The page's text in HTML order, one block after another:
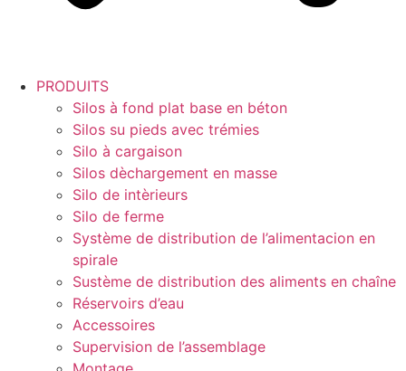
PRODUITS
Silos à fond plat base en béton
Silos su pieds avec trémies
Silo à cargaison
Silos dèchargement en masse
Silo de intèrieurs
Silo de ferme
Système de distribution de l’alimentacion en
spirale
Sustème de distribution des aliments en chaîne
Réservoirs d’eau
Accessoires
Supervision de l’assemblage